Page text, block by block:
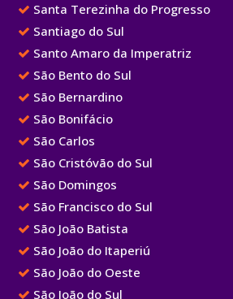
Santa Terezinha do Progresso
Santiago do Sul
Santo Amaro da Imperatriz
São Bento do Sul
São Bernardino
São Bonifácio
São Carlos
São Cristóvão do Sul
São Domingos
São Francisco do Sul
São João Batista
São João do Itaperiú
São João do Oeste
São João do Sul